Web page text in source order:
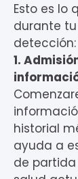
Esto es lo
durante
detección:
1.
historial
ayuda a
de